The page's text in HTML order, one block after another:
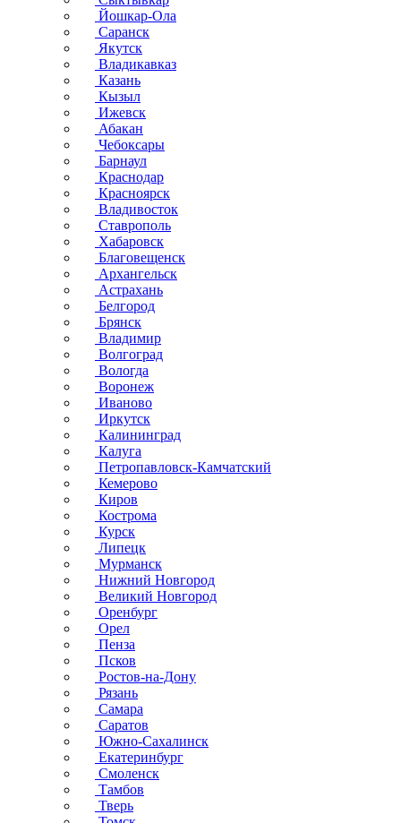
Йошкар-Ола
Саранск
Якутск
Владикавказ
Казань
Кызыл
Ижевск
Абакан
Чебоксары
Барнаул
Краснодар
Красноярск
Владивосток
Ставрополь
Хабаровск
Благовещенск
Архангельск
Астрахань
Белгород
Брянск
Владимир
Волгоград
Вологда
Воронеж
Иваново
Иркутск
Калининград
Калуга
Петропавловск-Камчатский
Кемерово
Киров
Кострома
Курск
Липецк
Мурманск
Нижний Новгород
Великий Новгород
Оренбург
Орел
Пенза
Псков
Ростов-на-Дону
Рязань
Самара
Саратов
Южно-Сахалинск
Екатеринбург
Смоленск
Тамбов
Тверь